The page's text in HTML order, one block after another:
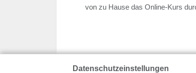
von zu Hause das Online-Kurs
Datenschutzeinstellungen